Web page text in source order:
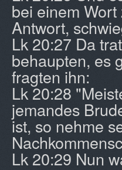
bei einem
Antwort,
Lk 20:27 Da
behaupten, es
fragten ihn:
Lk 20:28
jemandes
ist, so nehme
Lk 20:29 Nun